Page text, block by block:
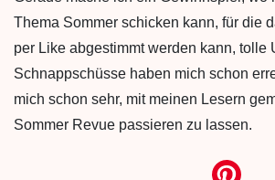
Thema Sommer schicken kann, für die
per Like abgestimmt werden kann, tolle
Schnappschüsse haben mich schon
mich schon sehr, mit meinen Lesern
Sommer Revue passieren zu lassen.